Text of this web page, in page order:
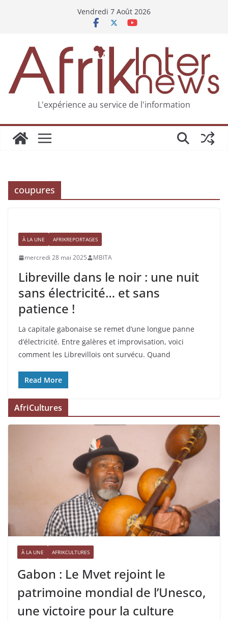
Vendredi 7 Août 2026
L'expérience au service de l'information
coupures
À LA UNE AFRIKREPORTAGES
mercredi 28 mai 2025 MBITA
Libreville dans le noir : une nuit
sans électricité… et sans
patience !
La capitale gabonaise se remet d’une longue panne
d’électricité. Entre galères et improvisation, voici
comment les Librevillois ont survécu. Quand
Read More
AfriCultures
À LA UNE AFRIKCULTURES
Gabon : Le Mvet rejoint le
patrimoine mondial de l’Unesco,
une victoire pour la culture